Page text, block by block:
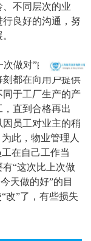
不同层次的业
良好的沟通，努
次做对”的基点
刻都在向用户提供
同于工厂生产的产
直到合格再出
员工对业主的稍
此，物业管理人
在自己工作当
“这次比上次做
天做的好”的目
改”了，有些损失